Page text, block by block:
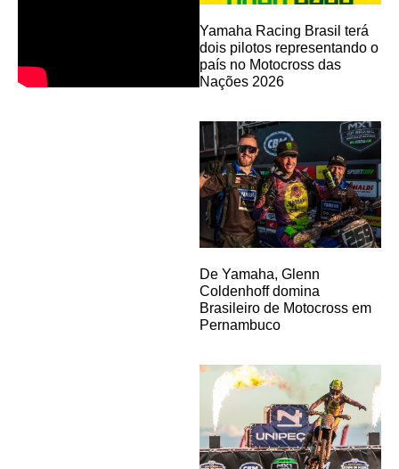
Yamaha Racing Brasil terá
dois pilotos representando o
país no Motocross das
Nações 2026
De Yamaha, Glenn
Coldenhoff domina
Brasileiro de Motocross em
Pernambuco